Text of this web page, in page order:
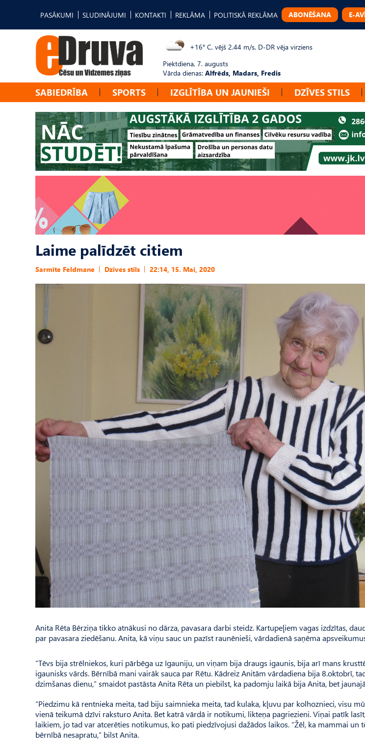
PASĀKUMI SLUDINĀJUMI KONTAKTI REKLĀMA POLITISKĀ REKLĀMA ABONĒŠANA E-
+16° C, vējš 2.44 m/s, D-DR vēja virziens
Piektdiena, 7. augusts
Vārda dienas: Alfrēds, Madars, Fredis
SABIEDRĪBA SPORTS IZGLĪTĪBA UN JAUNIEŠI DZĪVES STILS
Laime palīdzēt citiem
Sarmīte Feldmane Dzīves stils 22:14, 15. Mai, 2020
Anita Rēta Bērziņa tikko atnākusi no dārza, pavasara darbi steidz. Kartupeļiem vagas izdzītas,
par pavasara ziedēšanu. Anita, kā viņu sauc un pazīst raunēnieši, vārdadienā saņēma
“Tēvs bija strēlniekos, kuri pārbēga uz Igauniju, un viņam bija draugs igaunis, bija arī mans
igaunisks vārds. Bērnībā mani vairāk sauca par Rētu. Kādreiz Anitām vārdadiena bija 8.oktobrī,
dzimšanas dienu,” smaidot pastāsta Anita Rēta un piebilst, ka padomju laikā bija Anita, bet
“Piedzimu kā rentnieka meita, tad biju saimnieka meita, tad kulaka, kļuvu par kolhoznieci, visu
vienā teikumā dzīvi raksturo Anita. Bet katrā vārdā ir notikumi, likteņa pagriezieni. Viņai patīk
laikiem, jo tad var atcerēties notikumus, ko pati piedzīvojusi dažādos laikos. “Žēl, ka mammai un
bērnībā nesapratu,” bilst Anita.